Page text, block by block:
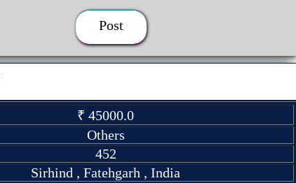
Post
₹ 45000.0
Others
452
Sirhind , Fatehgarh , India